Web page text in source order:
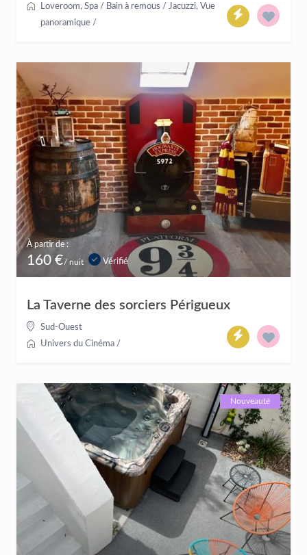
Loveroom, Spa / Bain à remous / Jacuzzi, Vue
panoramique /
À partir de :
160 €/ nuit Vérifié
La Taverne des sorciers Périgueux
Sud-Ouest
Univers du Cinéma /
Nouveauté